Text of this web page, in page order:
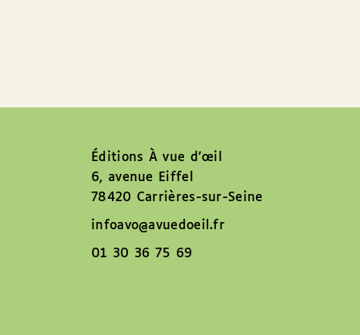
Éditions À vue d’œil
6, avenue Eiffel
78420 Carrières-sur-Seine
infoavo@avuedoeil.fr
01 30 36 75 69